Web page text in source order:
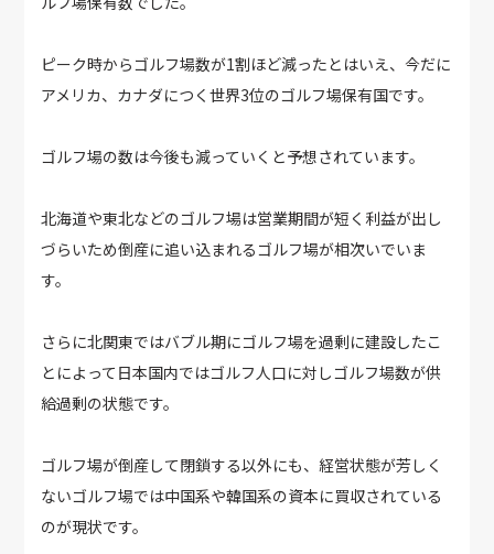
ピーク時からゴルフ場数が1割ほど減ったとはいえ、今だに
アメリカ、カナダにつく世界3位のゴルフ場保有国です。
ゴルフ場の数は今後も減っていくと予想されています。
北海道や東北などのゴルフ場は営業期間が短く利益が出し
づらいため倒産に追い込まれるゴルフ場が相次いでいま
す。
さらに北関東ではバブル期にゴルフ場を過剰に建設したこ
とによって日本国内ではゴルフ人口に対しゴルフ場数が供
給過剰の状態です。
ゴルフ場が倒産して閉鎖する以外にも、経営状態が芳しく
ないゴルフ場では中国系や韓国系の資本に買収されている
のが現状です。